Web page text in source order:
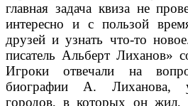
главная задача квиза не
интересно и с пользой
друзей и узнать что-то
писатель Альберт Лиханов»
Игроки отвечали на
биографии А. Лиханова,
городов, в которых он жил,